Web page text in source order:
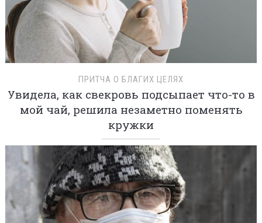
ПРИТЧА О БЛАГИХ ЦЕЛЯХ
Увидела, как свекровь подсыпает что-то в
мой чай, решила незаметно поменять
кружки